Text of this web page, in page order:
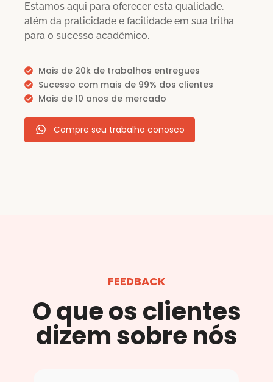
Estamos aqui para oferecer esta qualidade,
além da praticidade e facilidade em sua trilha
para o sucesso acadêmico.
Mais de 20k de trabalhos entregues
Sucesso com mais de 99% dos clientes
Mais de 10 anos de mercado
Compre seu trabalho conosco
FEEDBACK
O que os clientes
dizem sobre nós